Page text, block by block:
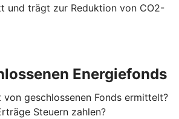
und trägt zur Reduktion von CO2-
Energiefonds
geschlossenen Fonds ermittelt?
Steuern zahlen?